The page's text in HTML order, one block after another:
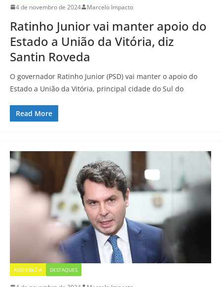
4 de novembro de 2024 Marcelo Impacto
Ratinho Junior vai manter apoio do
Estado a União da Vitória, diz
Santin Roveda
O governador Ratinho Junior (PSD) vai manter o apoio do
Estado a União da Vitória, principal cidade do Sul do
Read More
ASSEMBLÉIA DESTAQUES